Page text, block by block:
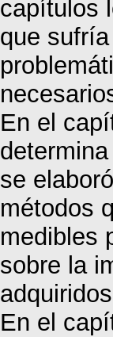
capítulos
que
En el
se
métodos
medibles
sobre la
En el